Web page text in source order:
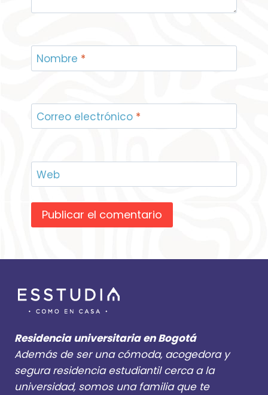
Nombre *
Correo electrónico *
Web
Residencia universitaria en Bogotá
Además de ser una cómoda, acogedora y
segura residencia estudiantil cerca a la
universidad, somos una familia que te